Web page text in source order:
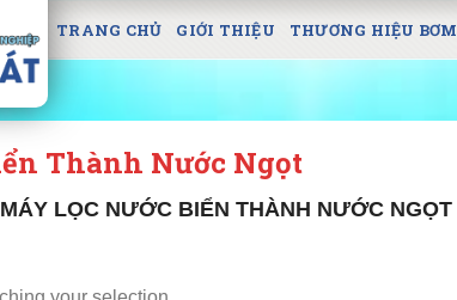
TRANG CHỦ GIỚI THIỆU THƯƠNG HIỆU BƠM
Thành Nước Ngọt
MÁY LỌC NƯỚC BIỂN THÀNH NƯỚC NGỌT